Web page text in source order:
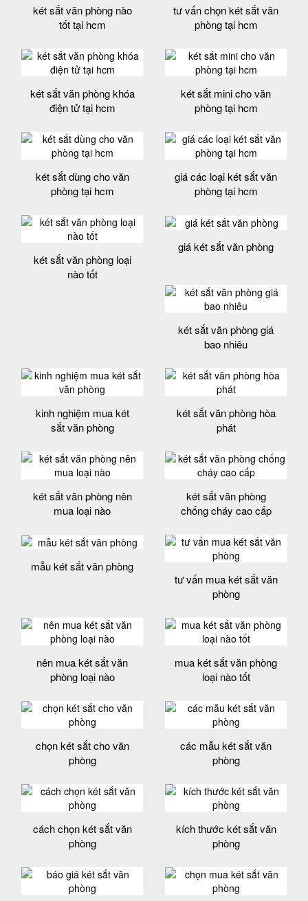
két sắt văn phòng nào
tốt tại hcm
tư vấn chọn két sắt văn
phòng tại hcm
két sắt văn phòng khóa
điện tử tại hcm
két sắt mini cho văn
phòng tại hcm
két sắt dùng cho văn
phòng tại hcm
giá các loại két sắt văn
phòng tại hcm
két sắt văn phòng loại
nào tốt
giá két sắt văn phòng
két sắt văn phòng giá
bao nhiêu
kinh nghiệm mua két
sắt văn phòng
két sắt văn phòng hòa
phát
két sắt văn phòng nên
mua loại nào
két sắt văn phòng
chống cháy cao cấp
mẫu két sắt văn phòng
tư vấn mua két sắt văn
phòng
nên mua két sắt văn
phòng loại nào
mua két sắt văn phòng
loại nào tốt
chọn két sắt cho văn
phòng
các mẫu két sắt văn
phòng
cách chọn két sắt văn
phòng
kích thước két sắt văn
phòng